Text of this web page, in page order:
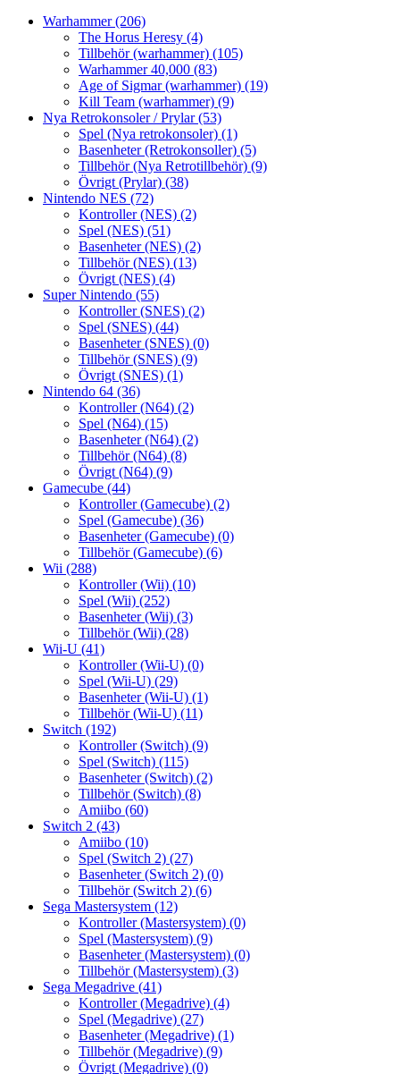
Warhammer(206)
The Horus Heresy (4)
Tillbehör (warhammer) (105)
Warhammer 40,000 (83)
Age of Sigmar (warhammer) (19)
Kill Team (warhammer) (9)
Nya Retrokonsoler / Prylar(53)
Spel (Nya retrokonsoler) (1)
Basenheter (Retrokonsoller) (5)
Tillbehör (Nya Retrotillbehör) (9)
Övrigt (Prylar) (38)
Nintendo NES (72)
Kontroller (NES) (2)
Spel (NES) (51)
Basenheter (NES) (2)
Tillbehör (NES) (13)
Övrigt (NES) (4)
Super Nintendo (55)
Kontroller (SNES) (2)
Spel (SNES) (44)
Basenheter (SNES) (0)
Tillbehör (SNES) (9)
Övrigt (SNES) (1)
Nintendo 64 (36)
Kontroller (N64) (2)
Spel (N64) (15)
Basenheter (N64) (2)
Tillbehör (N64) (8)
Övrigt (N64) (9)
Gamecube (44)
Kontroller (Gamecube) (2)
Spel (Gamecube) (36)
Basenheter (Gamecube) (0)
Tillbehör (Gamecube) (6)
Wii (288)
Kontroller (Wii) (10)
Spel (Wii) (252)
Basenheter (Wii) (3)
Tillbehör (Wii) (28)
Wii-U (41)
Kontroller (Wii-U) (0)
Spel (Wii-U) (29)
Basenheter (Wii-U) (1)
Tillbehör (Wii-U) (11)
Switch (192)
Kontroller (Switch) (9)
Spel (Switch) (115)
Basenheter (Switch) (2)
Tillbehör (Switch) (8)
Amiibo (60)
Switch 2 (43)
Amiibo (10)
Spel (Switch 2) (27)
Basenheter (Switch 2) (0)
Tillbehör (Switch 2) (6)
Sega Mastersystem (12)
Kontroller (Mastersystem) (0)
Spel (Mastersystem) (9)
Basenheter (Mastersystem) (0)
Tillbehör (Mastersystem) (3)
Sega Megadrive (41)
Kontroller (Megadrive) (4)
Spel (Megadrive) (27)
Basenheter (Megadrive) (1)
Tillbehör (Megadrive) (9)
Övrigt (Megadrive) (0)